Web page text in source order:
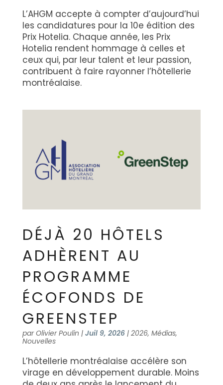
L’AHGM accepte à compter d’aujourd’hui
les candidatures pour la 10e édition des
Prix Hotelia. Chaque année, les Prix
Hotelia rendent hommage à celles et
ceux qui, par leur talent et leur passion,
contribuent à faire rayonner l’hôtellerie
montréalaise.
DÉJÀ 20 HÔTELS
ADHÈRENT AU
PROGRAMME
ÉCOFONDS DE
GREENSTEP
parOlivier Poulin | Juil 9, 2026| 2026, Médias,
Nouvelles
L’hôtellerie montréalaise accélère son
virage en développement durable. Moins